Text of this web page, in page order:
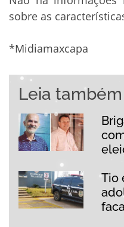
sobre as
*Midiamaxcapa
Leia também
Tio